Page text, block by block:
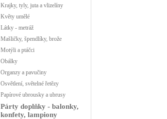
Krajky, tyly, juta a vlizelíny
Květy umělé
Látky - metráž
Mašličky, špendlíky, brože
Motýli a ptáčci
Obálky
Organzy a pavučiny
Osvětlení, světelné řetězy
Papírové ubrousky a ubrusy
Párty doplňky - balonky,
konfety, lampiony